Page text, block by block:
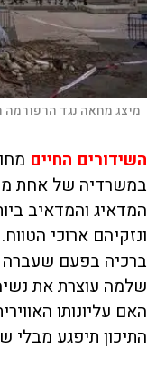
מיצג מחאה נגד
השידורים החיים
במשרדיה של אחת
המדאיג והמדאיב
ונזקיהם ארוכי
ברכיה בפעם
שלמה עוצרת את
האם עליונותו
התיכון תיפגע מבלי